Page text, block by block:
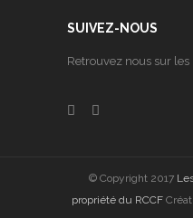
SUIVEZ-NOUS
Retrouvez nous sur les
© Copyright 2017
propriété du RCCF